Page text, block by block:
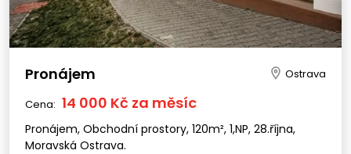
Pronájem Ostrava
Cena: 14 000 Kč za měsíc
Pronájem, Obchodní prostory, 120m², 1,NP, 28.října,
Moravská Ostrava.